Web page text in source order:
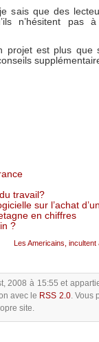
sais que des
n’hésitent pas
projet est plus que
travail?
sur l’achat
en chiffres
?
Les Americains,
2008 à 15:55et
avec le RSS 2.0.Vous
site.